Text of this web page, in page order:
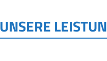
UNSERE